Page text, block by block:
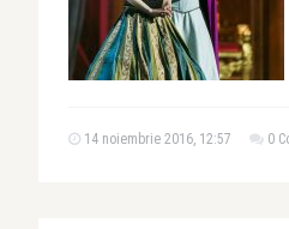
14 noiembrie 2016, 12:57 0